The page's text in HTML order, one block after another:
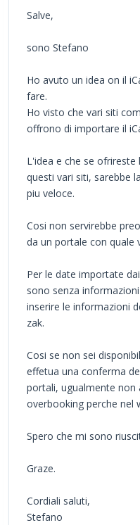
Salve,
sono Stefano
Ho avuto un idea on il
fare.
Ho visto che vari siti
offrono di importare il
L'idea e che se
questi vari siti, sarebbe
piu veloce.
Cosi non servirebbe
da un portale con quale
Per le date importate
sono senza
inserire le informazioni
zak.
Cosi se non sei
effetua una conferma
portali, ugualmente non
overbooking perche nel
Spero che mi sono
Graze.
Cordiali saluti,
Stefano